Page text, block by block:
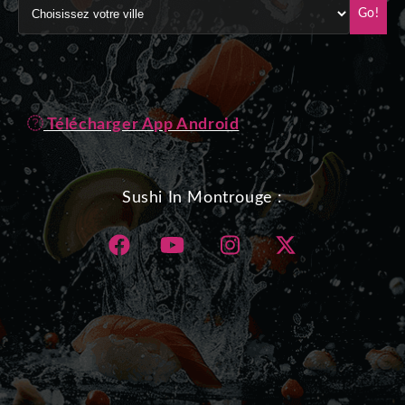
Go!
Télécharger App Android
Sushi In Montrouge :